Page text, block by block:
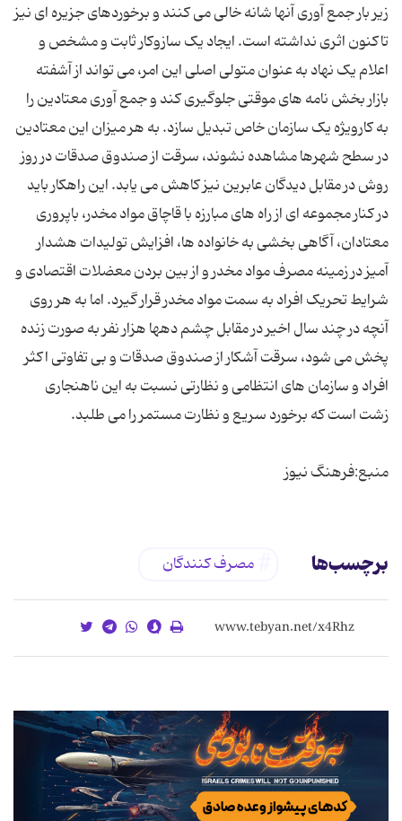
زیر بار جمع آوری آنها شانه خالی می کنند و برخوردهای جزیره ای نیز
تاکنون اثری نداشته است. ایجاد یک سازوکار ثابت و مشخص و
اعلام یک نهاد به عنوان متولی اصلی این امر، می تواند از آشفته
بازار بخش نامه های موقتی جلوگیری کند و جمع آوری معتادین را
به کارویژه یک سازمان خاص تبدیل سازد. به هر میزان این معتادین
در سطح شهرها مشاهده نشوند، سرقت از صندوق صدقات در روز
روش در مقابل دیدگان عابرین نیز کاهش می یابد. این راهکار باید
در کنار مجموعه ای از راه های مبارزه با قاچاق مواد مخدر، باپروری
معتادان، آگاهی بخشی به خانواده ها، افزایش تولیدات هشدار
آمیز در زمینه مصرف مواد مخدر و از بین بردن معضلات اقتصادی و
شرایط تحریک افراد به سمت مواد مخدر قرار گیرد. اما به هر روی
آنچه در چند سال اخیر در مقابل چشم دهها هزار نفر به صورت زنده
پخش می شود، سرقت آشکار از صندوق صدقات و بی تفاوتی اکثر
افراد و سازمان های انتظامی و نظارتی نسبت به این ناهنجاری
منبع:فرهنگ نیوز
برچسب‌ها مصرف کنندگان